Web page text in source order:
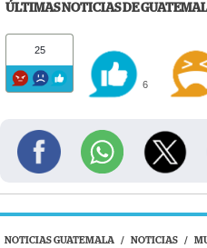
ÚLTIMAS NOTICIAS DE
25
6
NOTICIAS GUATEMALA / NOTICIAS /